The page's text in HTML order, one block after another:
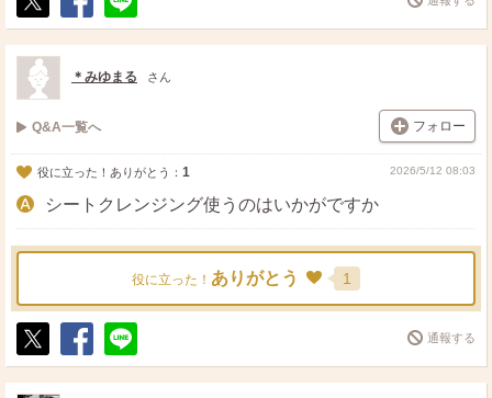
ポ
ス
ト
シ
ェ
送
る
＊みゆまる さん
Q&A一覧へ フォロー
役に立った！ありがとう： 1 2026/5/12 08:03
シートクレンジング使うのはいかがですか
役に立った！ ありがとう 1
ポ
ス
シ
ェ
送
る
通報する